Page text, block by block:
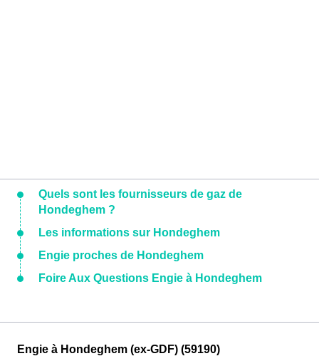
Quels sont les fournisseurs de gaz de
Hondeghem ?
Les informations sur Hondeghem
Engie proches de Hondeghem
Foire Aux Questions Engie à Hondeghem
Engie à Hondeghem (ex-GDF) (59190)